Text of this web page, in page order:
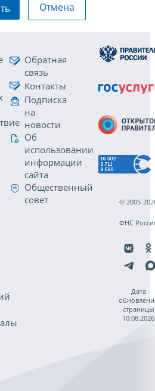
Отмена
Обратная
связь
Контакты
Подписка
на
новости
Об
использовании
информации
сайта
Общественный
совет
© 2005-
ФНС
Дата
страницы
10.08.2026